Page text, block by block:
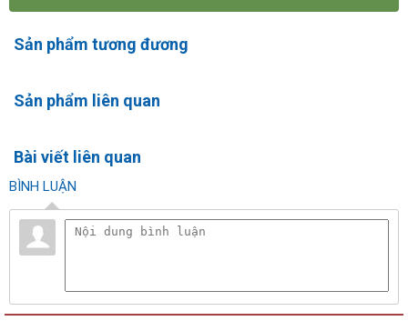
Sản phẩm tương đương
Sản phẩm liên quan
Bài viết liên quan
BÌNH LUẬN